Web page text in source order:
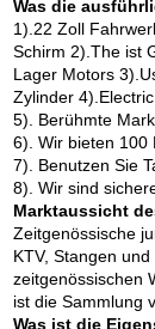
Was die
1).22 Zoll
Schirm 2).The ist
Lager Motors
Zylinder
5). Berühmte
6). Wir bieten 100
7). Benutzen Sie
8). Wir sind
Marktaussicht
Zeitgenössische
KTV, Stangen
zeitgenössischen
ist die Sammlung
Was ist die